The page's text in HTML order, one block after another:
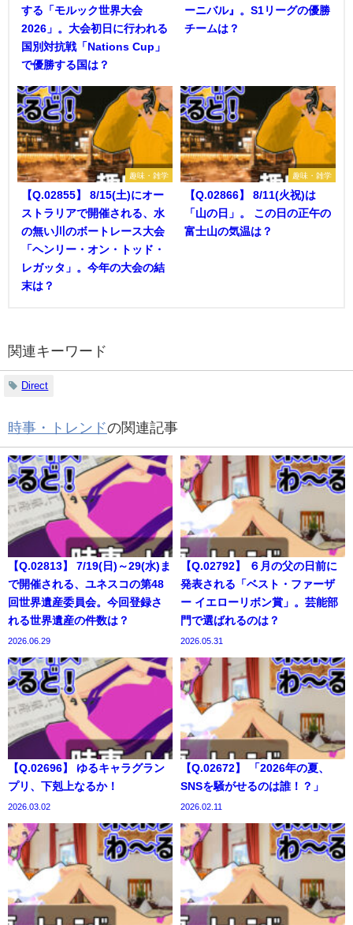
する「モルック世界大会
2026」。大会初日に行われる
国別対抗戦「Nations Cup」
で優勝する国は？
ーニバル』。S1リーグの優勝
チームは？
趣味・雑学
【Q.02855】 8/15(土)にオー
ストラリアで開催される、水
の無い川のボートレース大会
「ヘンリー・オン・トッド・
レガッタ」。今年の大会の結
末は？
趣味・雑学
【Q.02866】 8/11(火祝)は
「山の日」。 この日の正午の
富士山の気温は？
関連キーワード
Direct
時事・トレンドの関連記事
【Q.02813】 7/19(日)～29(水)ま
で開催される、ユネスコの第48
回世界遺産委員会。今回登録さ
れる世界遺産の件数は？
2026.06.29
【Q.02792】 ６月の父の日前に
発表される「ベスト・ファーザ
ー イエローリボン賞」。芸能部
門で選ばれるのは？
2026.05.31
【Q.02696】 ゆるキャラグラン
プリ、下剋上なるか！
2026.03.02
【Q.02672】 「2026年の夏、
SNSを騒がせるのは誰！？」
2026.02.11